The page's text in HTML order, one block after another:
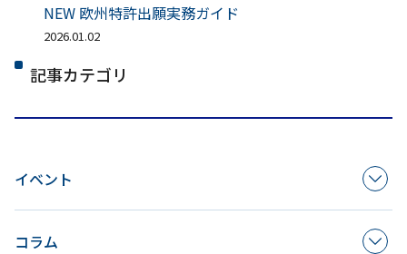
NEW 欧州特許出願実務ガイド
2026.01.02
記事カテゴリ
イベント
コラム